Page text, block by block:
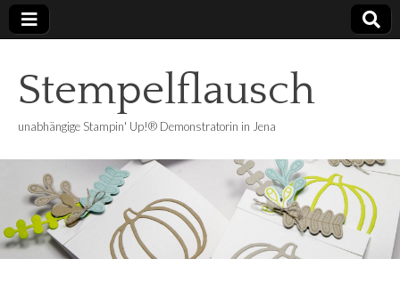
Stempelflausch
unabhängige Stampin' Up!® Demonstratorin in Jena